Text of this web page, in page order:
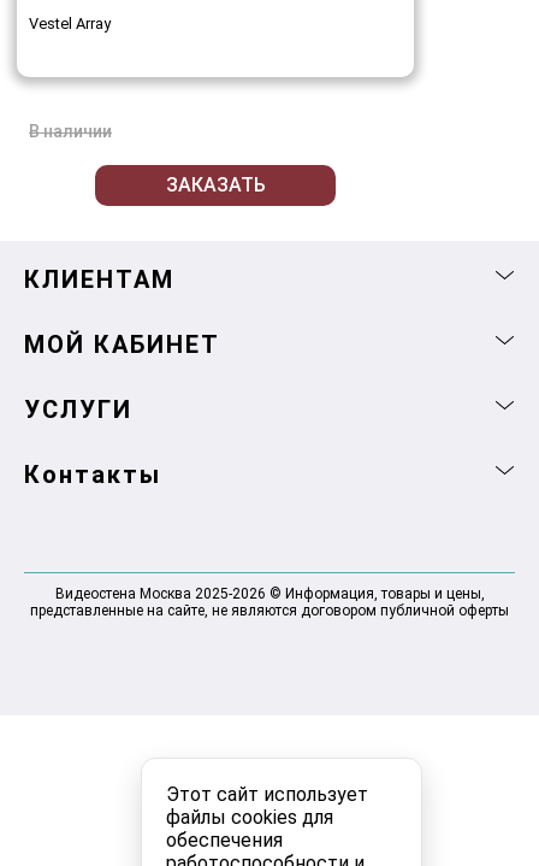
Этот сайт использует
файлы cookies для
обеспечения
Vestel Array
В наличии
ЗАКАЗАТЬ
КЛИЕНТАМ
МОЙ КАБИНЕТ
УСЛУГИ
Контакты
Видеостена Москва 2025-2026 © Информация, товары и цены,
представленные на сайте, не являются договором публичной оферты